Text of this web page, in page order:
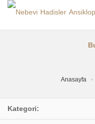
Anasayfa
Kategori: